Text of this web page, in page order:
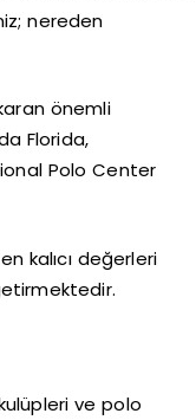
nereden
önemli
Florida,
Polo Center
kalıcı değerleri
ve polo